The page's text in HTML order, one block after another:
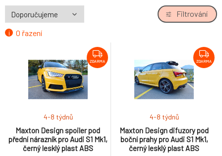
O řazení
Filtrování
ZDARMA
Maxton Design spoiler pod
přední nárazník pro Audi S1 Mk1,
černý lesklý plast ABS
4-8 týdnů
ZDARMA
Maxton Design difuzory pod
boční prahy pro Audi S1 Mk1,
černý lesklý plast ABS
4-8 týdnů